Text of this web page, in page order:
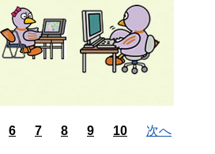
6 7 8 9 10 次へ